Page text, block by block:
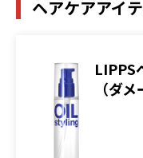
ヘアケアアイ
LIPPS
（ダ